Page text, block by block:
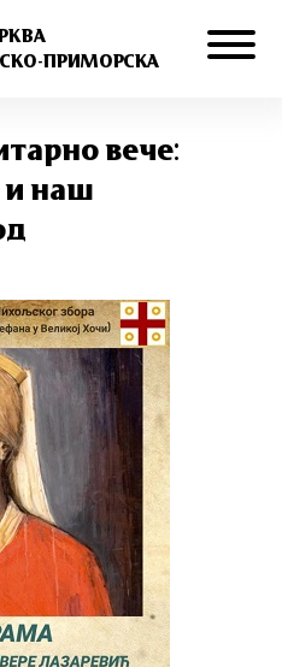
ПРИМОРСКА
вече:
и наш